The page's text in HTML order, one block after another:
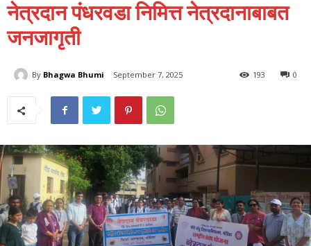
नेत्रदान पंधरवडा निमित्त नेत्रदानाबाबत
जनजागृती
By Bhagwa Bhumi September 7, 2025 0
193